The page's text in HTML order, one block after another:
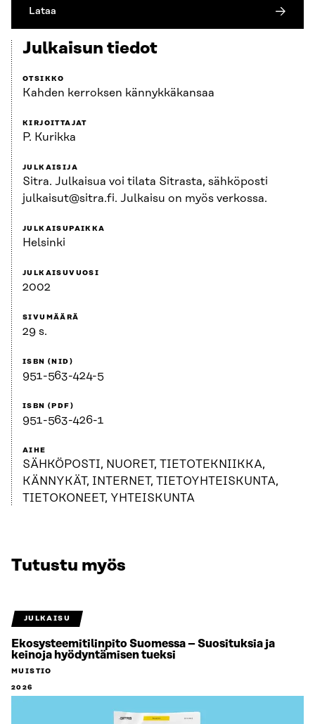
Lataa
Julkaisun tiedot
OTSIKKO
Kahden kerroksen kännykkäkansaa
KIRJOITTAJAT
P. Kurikka
JULKAISIJA
Sitra. Julkaisua voi tilata Sitrasta, sähköposti
julkaisut@sitra.fi. Julkaisu on myös verkossa.
JULKAISUPAIKKA
Helsinki
JULKAISUVUOSI
2002
SIVUMÄÄRÄ
29 s.
ISBN (NID)
951-563-424-5
ISBN (PDF)
951-563-426-1
AIHE
SÄHKÖPOSTI, NUORET, TIETOTEKNIIKKA,
KÄNNYKÄT, INTERNET, TIETOYHTEISKUNTA,
TIETOKONEET, YHTEISKUNTA
Tutustu myös
JULKAISU
Ekosysteemitilinpito Suomessa – Suosituksia ja
keinoja hyödyntämisen tueksi
MUISTIO
2026